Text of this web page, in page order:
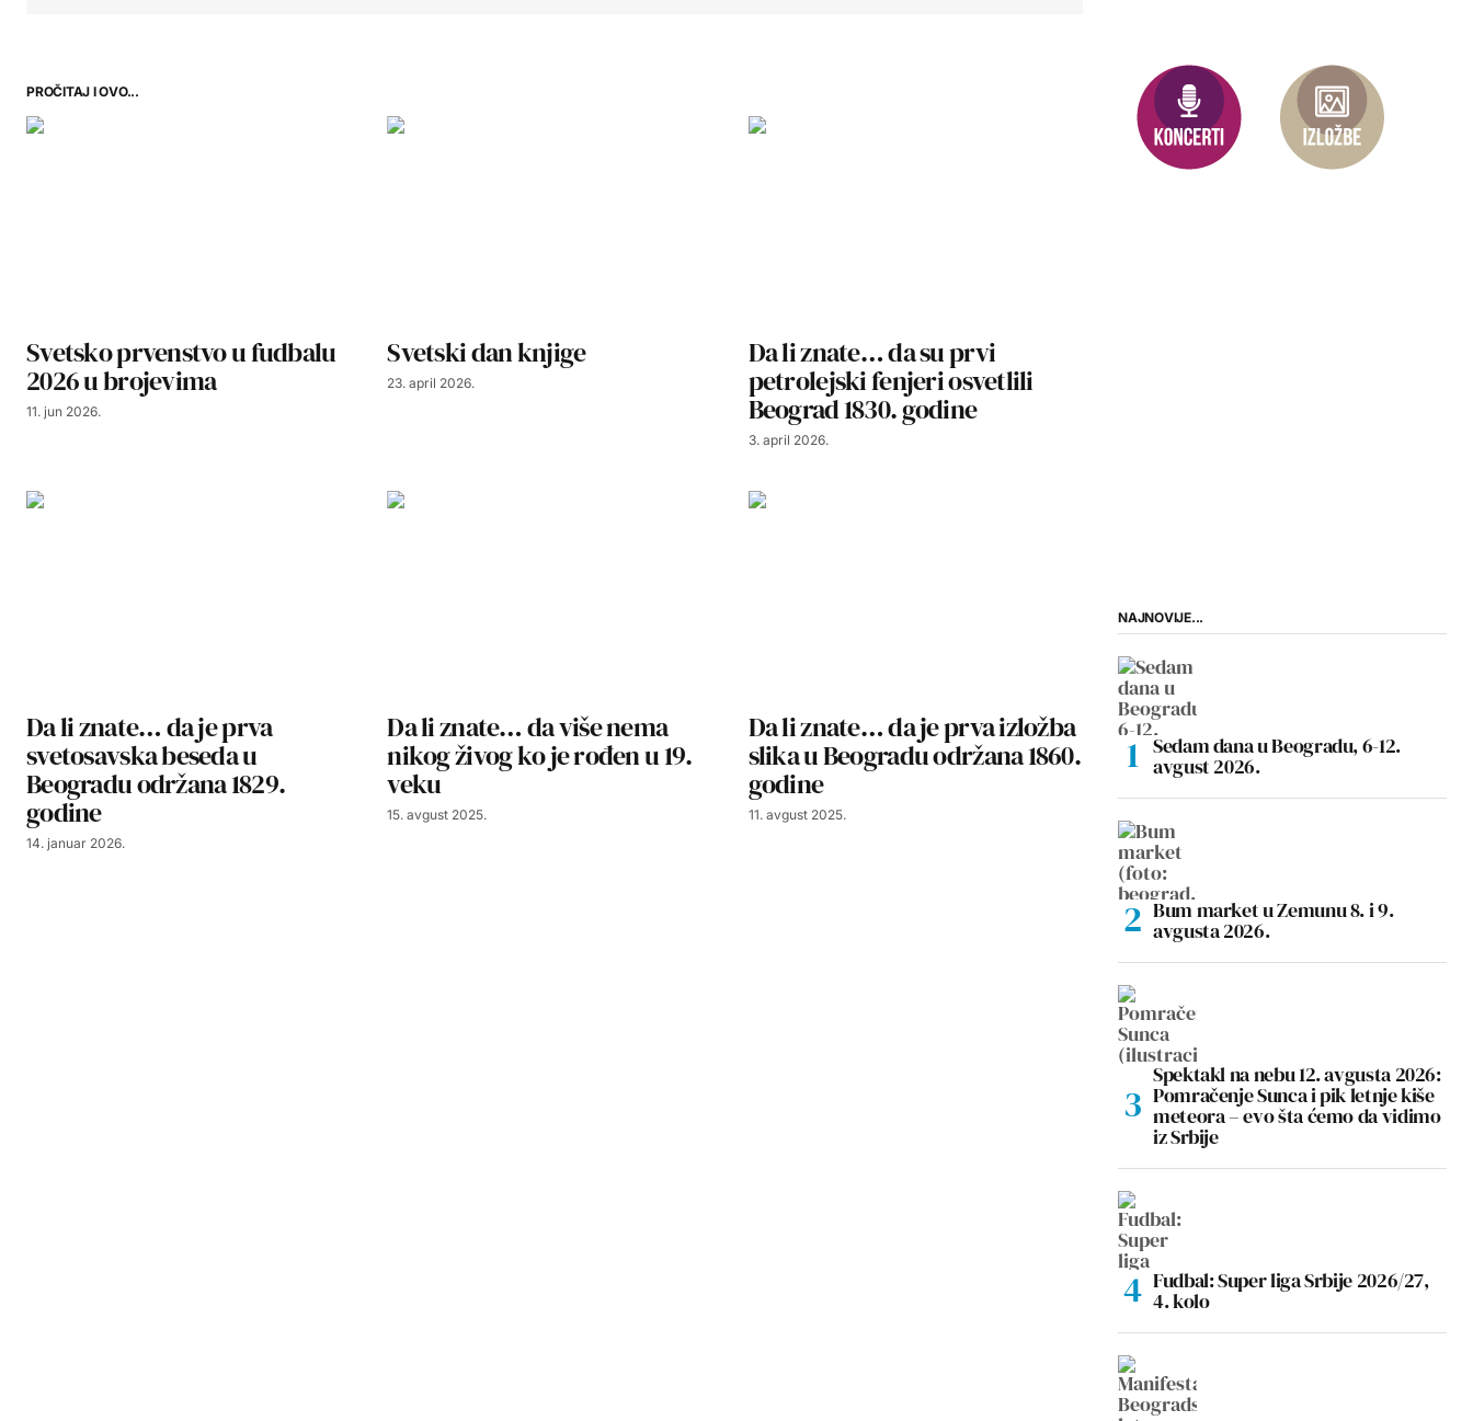
PROČITAJ I OVO...
Svetsko prvenstvo u fudbalu
2026 u brojevima
11. jun 2026.
Svetski dan knjige
23. april 2026.
Da li znate… da su prvi
petrolejski fenjeri osvetlili
Beograd 1830. godine
3. april 2026.
Da li znate… da je prva
svetosavska beseda u
Beogradu održana 1829.
godine
14. januar 2026.
Da li znate… da više nema
nikog živog ko je rođen u 19.
veku
15. avgust 2025.
Da li znate… da je prva izložba
slika u Beogradu održana 1860.
godine
11. avgust 2025.
NAJNOVIJE...
Sedam dana u Beogradu, 6-12.
avgust 2026.
Bum market u Zemunu 8. i 9.
avgusta 2026.
Spektakl na nebu 12. avgusta 2026:
Pomračenje Sunca i pik letnje kiše
meteora – evo šta ćemo da vidimo
iz Srbije
Fudbal: Super liga Srbije 2026/27,
4. kolo